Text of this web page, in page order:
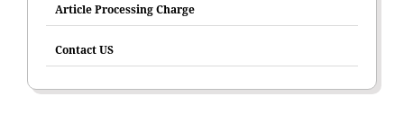
Article Processing Charge
Contact US